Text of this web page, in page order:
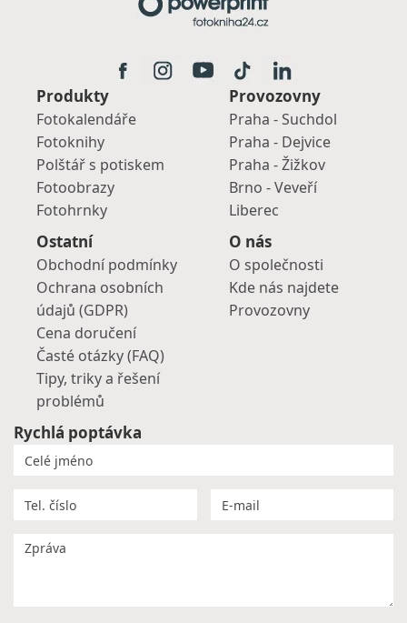
Produkty
Fotokalendáře
Fotoknihy
Polštář s potiskem
Fotoobrazy
Fotohrnky
Provozovny
Praha - Suchdol
Praha - Dejvice
Praha - Žižkov
Brno - Veveří
Liberec
Ostatní
Obchodní podmínky
Ochrana osobních
údajů (GDPR)
Cena doručení
Časté otázky (FAQ)
Tipy, triky a řešení
problémů
O nás
O společnosti
Kde nás najdete
Provozovny
Rychlá poptávka